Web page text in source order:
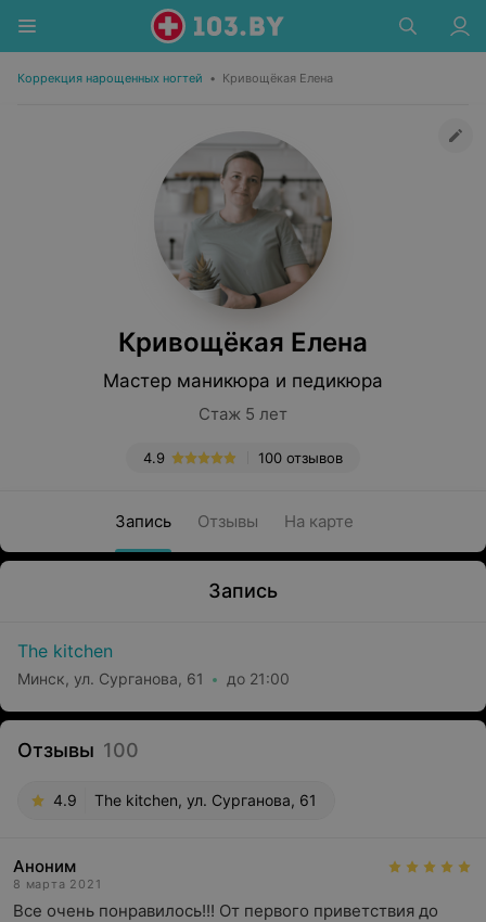
Коррекция нарощенных ногтей • Кривощёкая Елена
Кривощёкая Елена
Мастер маникюра и педикюра
Стаж 5 лет
100 отзывов
4.9
Запись Отзывы На карте
Запись
The kitchen
Минск, ул. Сурганова, 61 до 21:00
Отзывы 100
4.9 The kitchen, ул. Сурганова, 61
Аноним
8 марта 2021
Все очень понравилось!!! От первого приветствия до